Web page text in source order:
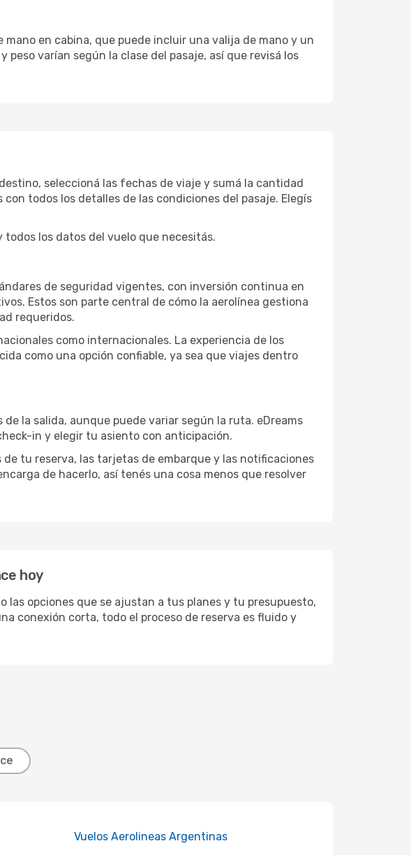
en cabina, que puede incluir una valija de mano y un
varían según la clase del pasaje, así que revisá los
seleccioná las fechas de viaje y sumá la cantidad
todos los detalles de las condiciones del pasaje. Elegís
los datos del vuelo que necesitás.
de seguridad vigentes, con inversión continua en
Estos son parte central de cómo la aerolínea gestiona
requeridos.
como internacionales. La experiencia de los
como una opción confiable, ya sea que viajes dentro
la salida, aunque puede variar según la ruta. eDreams
in y elegir tu asiento con anticipación.
tu reserva, las tarjetas de embarque y las notificaciones
de hacerlo, así tenés una cosa menos que resolver
hoy
las opciones que se ajustan a tus planes y tu presupuesto,
conexión corta, todo el proceso de reserva es fluido y
Vuelos Aerolineas Argentinas